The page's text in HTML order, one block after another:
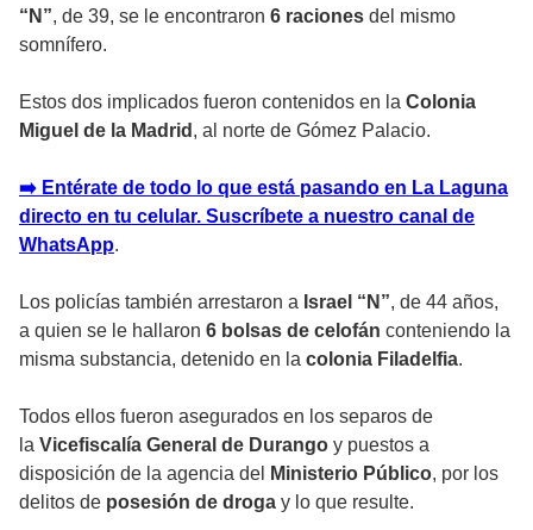
“N”, de 39, se le encontraron 6 raciones del mismo
somnífero.
Estos dos implicados fueron contenidos en la Colonia
Miguel de la Madrid , al norte de Gómez Palacio.
➡️ Entérate de todo lo que está pasando en La Laguna
directo en tu celular. Suscríbete a nuestro canal de
WhatsApp.
Los policías también arrestaron a Israel “N”, de 44 años,
a quien se le hallaron 6 bolsas de celofán conteniendo la
misma substancia, detenido en la colonia Filadelfia.
Todos ellos fueron asegurados en los separos de
la Vicefiscalía General de Durango y puestos a
disposición de la agencia del
Ministerio Público, por los
delitos de posesión de droga y lo que resulte.